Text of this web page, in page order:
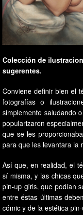
Colección de
sugerentes.
Conviene definir bien el
fotografías o
simplemente saludando
popularizaron
que se les
para que les levantara la
Así que, en realidad, el
sí misma, y las chicas
pin-up girls, que podían
entre éstas últimas
cómic y de la estética